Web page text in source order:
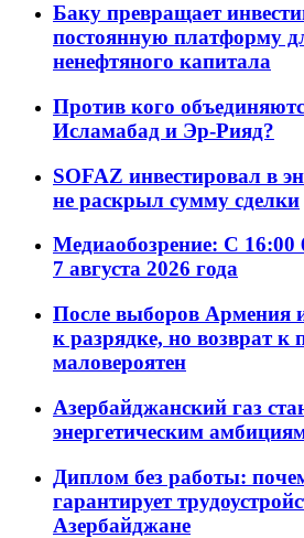
Баку превращает
постоянную платформу
ненефтяного капитала
Против кого
Исламабад и Эр-Рияд?
SOFAZ инвестировал в
не раскрыл сумму сделки
Медиаобозрение: С 16:00
7 августа 2026 года
После выборов Армения
к разрядке, но возврат к
маловероятен
Азербайджанский газ
энергетическим
Диплом без работы:
гарантирует
Азербайджане